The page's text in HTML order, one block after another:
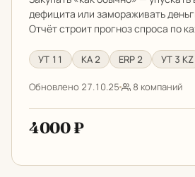
дефицита или замораживать
Отчёт строит прогноз спроса по
УТ 11 КА 2 ERP 2 УТ 3 KZ
Обновлено 27.10.25 8 компаний
4000 ₽